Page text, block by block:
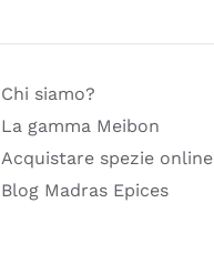
Chi siamo?
La gamma Meibon
Acquistare spezie online
Blog Madras Epices